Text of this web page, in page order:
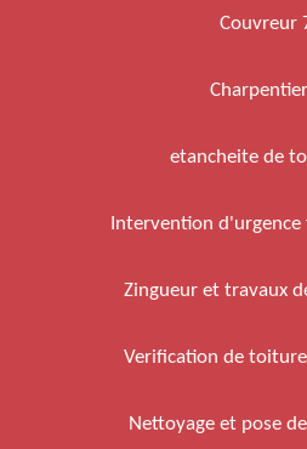
Couvreur
etancheite de
Intervention
Zingueur et travaux
Verification de
Nettoyage et pose